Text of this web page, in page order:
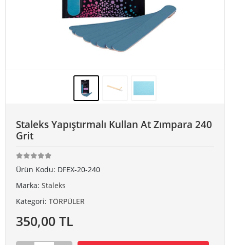
Staleks Yapıştırmalı Kullan At Zımpara 240
Grit
Ürün Kodu: DFEX-20-240
Marka: Staleks
Kategori: TÖRPÜLER
350,00 TL